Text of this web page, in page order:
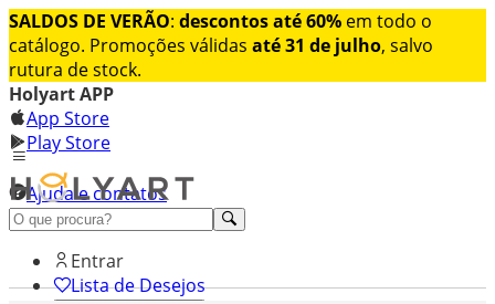
SALDOS DE VERÃO: descontos até 60% em todo o
catálogo. Promoções válidas até 31 de julho, salvo
rutura de stock.
Holyart APP
App Store
Play Store
Ajuda e contatos
Conheça premium
Entrar
Lista de Desejos